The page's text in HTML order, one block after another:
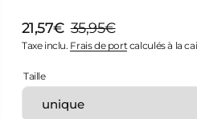
Prix
de
vente
21,57€
Prix
habituel
35,95€
Taxe inclu. Frais de portcalculés à la
Taille